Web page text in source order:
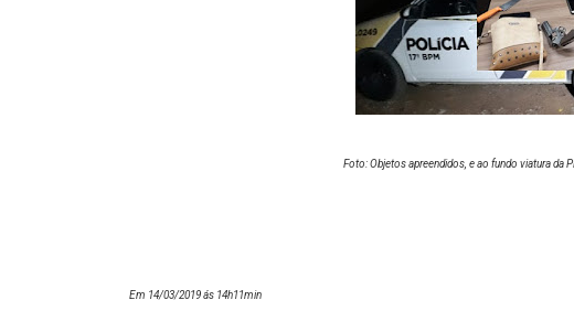
Foto: Objetos apreendidos, e ao fundo viatura da
Em 14/03/2019 ás 14h11min